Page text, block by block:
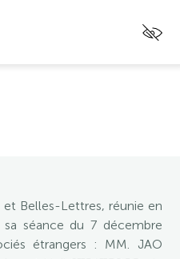
et Belles-Lettres, réunie en
séance du 7 décembre
étrangers : MM. JAO